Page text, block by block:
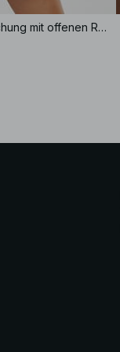
Minikleid aus Leinenmischung mit offenen Rücken